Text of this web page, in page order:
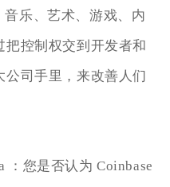
乐、艺术、游戏、内
控制权交到开发者和
司手里，来改善人们
：您是否认为 Coinbase